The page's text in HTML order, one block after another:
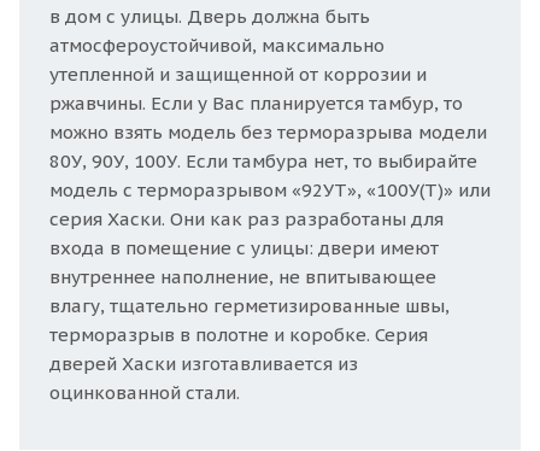
в дом с улицы. Дверь должна быть
атмосфероустойчивой, максимально
утепленной и защищенной от коррозии и
ржавчины. Если у Вас планируется тамбур, то
можно взять модель без терморазрыва модели
80У, 90У, 100У. Если тамбура нет, то выбирайте
модель с терморазрывом «92УТ», «100У(Т)» или
серия Хаски. Они как раз разработаны для
входа в помещение с улицы: двери имеют
внутреннее наполнение, не впитывающее
влагу, тщательно герметизированные швы,
терморазрыв в полотне и коробке. Серия
дверей Хаски изготавливается из
оцинкованной стали.